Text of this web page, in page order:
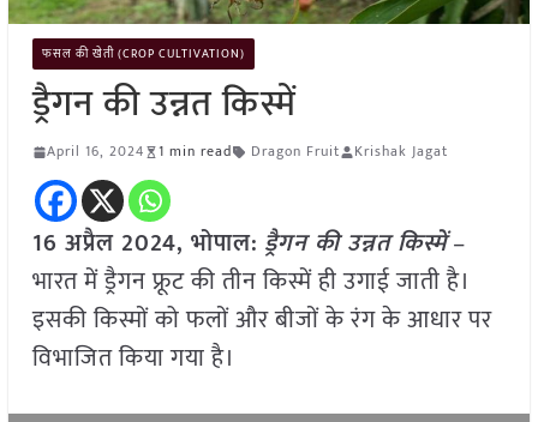
फसल की खेती (CROP CULTIVATION)
ड्रैगन की उन्नत किस्में
April 16, 2024 1 min read Dragon Fruit Krishak Jagat
16 अप्रैल 2024, भोपाल: ड्रैगन की उन्नत किस्में–
भारत में ड्रैगन फ्रूट की तीन किस्में ही उगाई जाती है।
इसकी किस्मों को फलों और बीजों के रंग के आधार पर
विभाजित किया गया है।